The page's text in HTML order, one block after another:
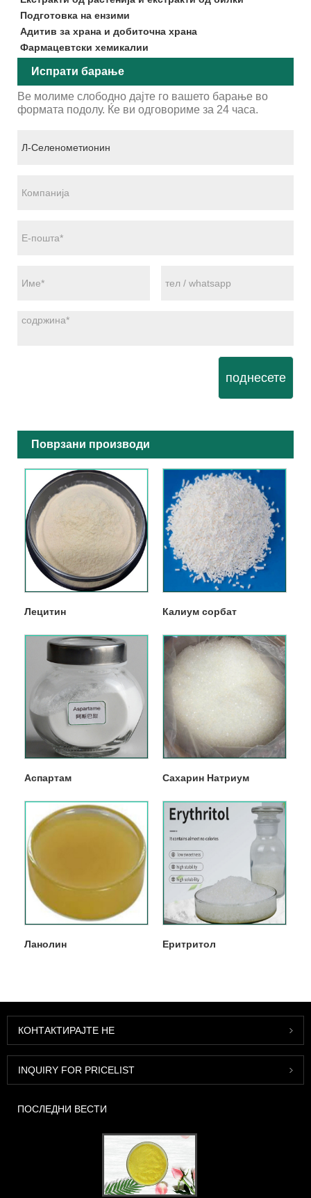
Подготовка на ензими
Адитив за храна и добиточна храна
Фармацевтски хемикалии
Испрати барање
Ве молиме слободно дајте го вашето барање во
формата подолу. Ќе ви одговориме за 24 часа.
поднесете
Поврзани производи
Лецитин Калиум сорбат
Аспартам Сахарин Натриум
Ланолин Еритритол
КОНТАКТИРАЈТЕ НЕ
INQUIRY FOR PRICELIST
ПОСЛЕДНИ ВЕСТИ